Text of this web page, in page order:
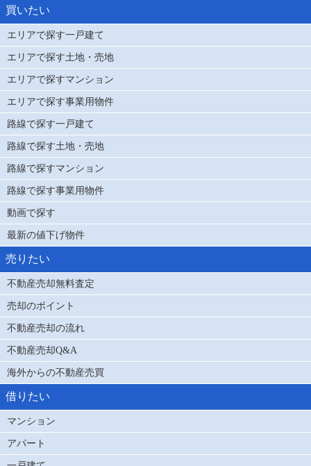
買いたい
エリアで探す一戸建て
エリアで探す土地・売地
エリアで探すマンション
エリアで探す事業用物件
路線で探す一戸建て
路線で探す土地・売地
路線で探すマンション
路線で探す事業用物件
動画で探す
最新の値下げ物件
売りたい
不動産売却無料査定
売却のポイント
不動産売却の流れ
不動産売却Q&A
海外からの不動産売買
借りたい
マンション
アパート